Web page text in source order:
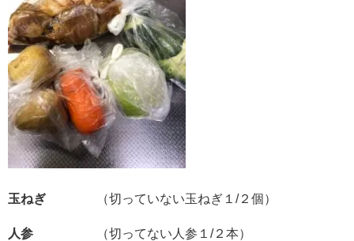
玉ねぎ （切っていない玉ねぎ１/２個）
人参 （切ってない人参１/２本）